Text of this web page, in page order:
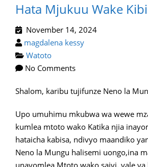
Hata Mjukuu Wake
November 14, 2024
magdalena kessy
Watoto
No Comments
Shalom, karibu tujifunze Neno la
Upo umuhimu mkubwa wa wewe
kumlea mtoto wako Katika njia
hataicha kabisa, ndivyo maandiko
Neno la Mungu halisemi uongo,ina